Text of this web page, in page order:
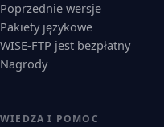
Poprzednie wersje
Pakiety językowe
WISE-FTP jest bezpłatny
Nagrody
WIEDZA I POMOC